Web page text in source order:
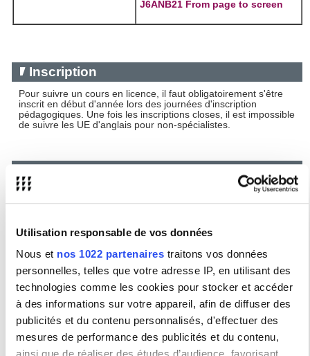
Utilisation responsable de vos données
Nous et nos 1022 partenaires traitons vos données
personnelles, telles que votre adresse IP, en utilisant des
technologies comme les cookies pour stocker et accéder
à des informations sur votre appareil, afin de diffuser des
publicités et du contenu personnalisés, d'effectuer des
mesures de performance des publicités et du contenu,
J6ANB21 From page to screen
Inscription
Pour suivre un cours en licence, il faut obligatoirement s'être
inscrit en début d'année lors des journées d'inscription
pédagogiques. Une fois les inscriptions closes, il est impossible
de suivre les UE d'anglais pour non-spécialistes.
POUR LES ETUDIANTS QUI ETAIENT EN L2 A PARIS 3
- Si vous étiez en niveau B1, vous passez en niveau B2 si vous
niveau B1.
- Si vous étiez en niveau B2, vous pouvez passez en niveau C
si vous avez eu 14/20 au minimum, sinon vous prenez un
cours de niveau B2.
- Si vous étiez en niveau C, vous pouvez prendre un autre
cours de niveau C
TOUS LES ETUDIANTS QUI S'INSCRIVENT POUR LA
PREMIERE FOIS A PARIS 3 DOIVENT PASSER LE TEST DE